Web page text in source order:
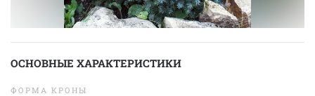
ОСНОВНЫЕ ХАРАКТЕРИСТИКИ
ФОРМА КРОНЫ